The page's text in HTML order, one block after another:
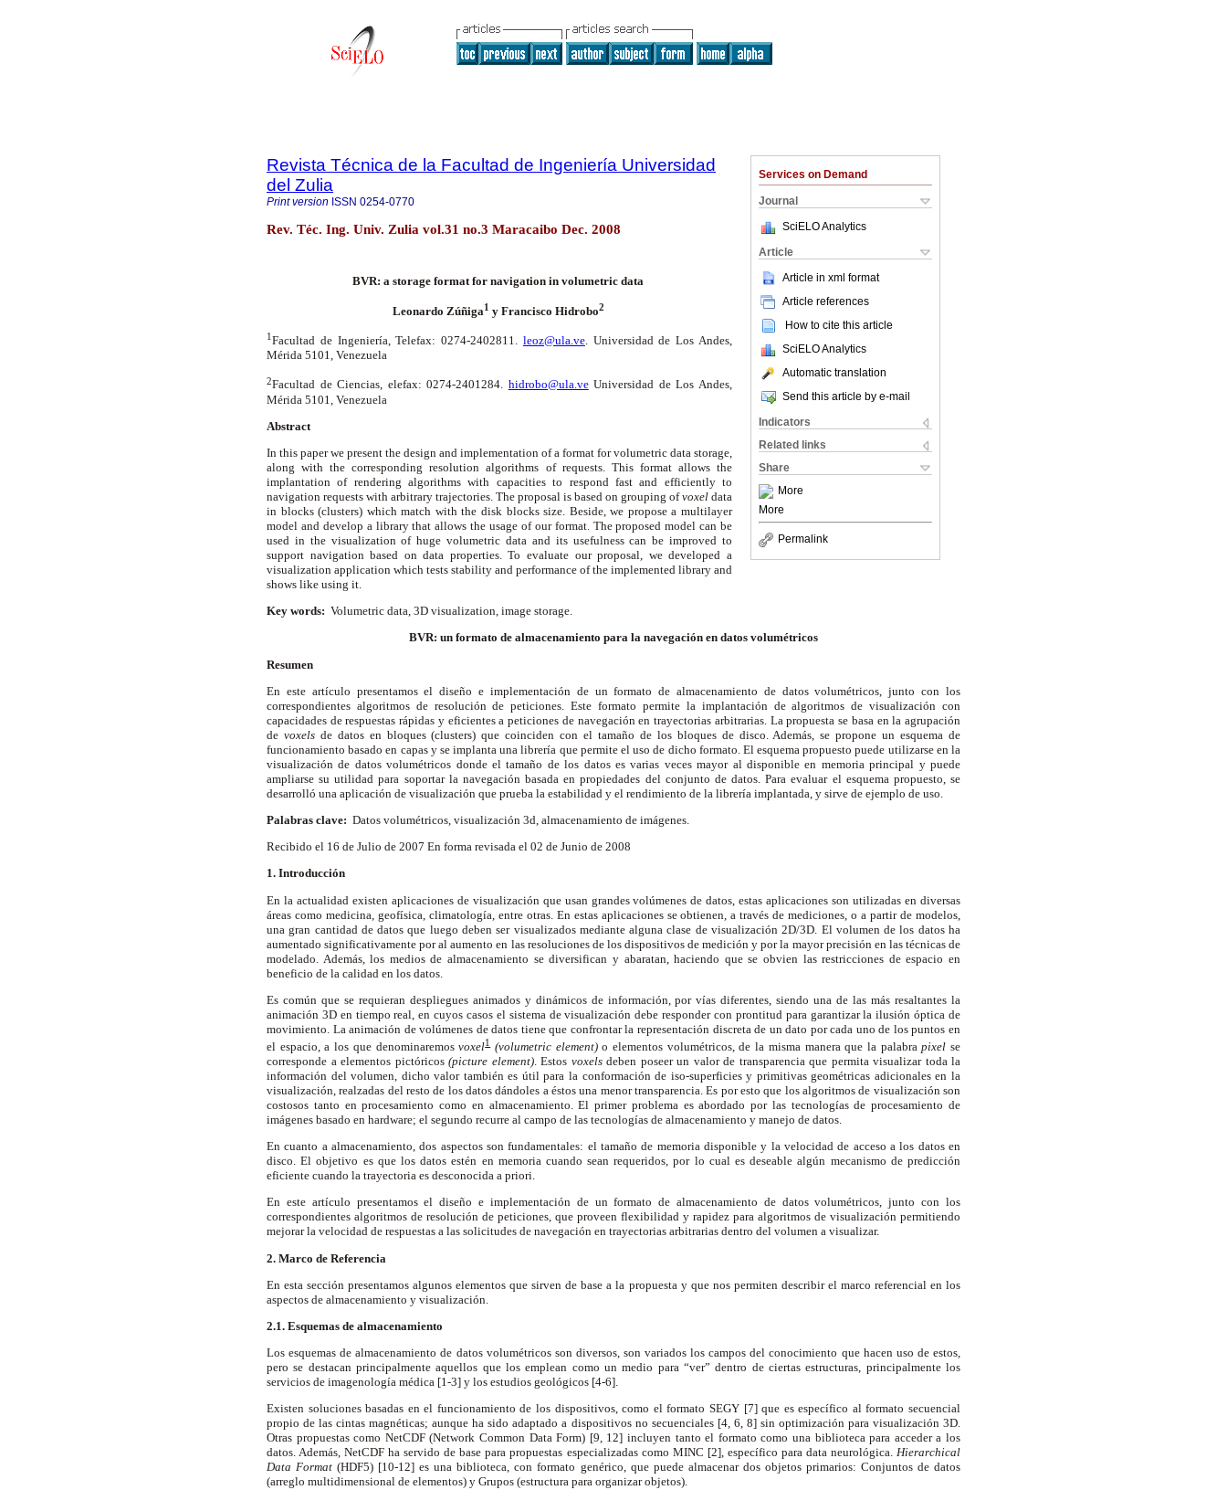
Services on Demand
Journal
SciELO Analytics
Article
Article in xml format
Article references
How to cite this article
SciELO Analytics
Automatic translation
Send this article by e-mail
Indicators
Related links
Share
More
More
Permalink
Revista Técnica de la Facultad de Ingeniería Universidad
del Zulia
Print version ISSN 0254-0770
Rev. Téc. Ing. Univ. Zulia vol.31 no.3 Maracaibo Dec. 2008
BVR: a storage format for navigation in volumetric data
Leonardo Zúñiga1 y Francisco Hidrobo2
1Facultad de Ingeniería, Telefax: 0274-2402811. leoz@ula.ve. Universidad de Los Andes,
Mérida 5101, Venezuela
2Facultad de Ciencias, elefax: 0274-2401284. hidrobo@ula.veUniversidad de Los Andes,
Mérida 5101, Venezuela
Abstract
In this paper we present the design and implementation of a format for volumetric data storage,
along with the corresponding resolution algorithms of requests. This format allows the
implantation of rendering algorithms with capacities to respond fast and efficiently to
navigation requests with arbitrary trajectories. The proposal is based on grouping ofvoxel data
in blocks (clusters) which match with the disk blocks size. Beside, we propose a multilayer
model and develop a library that allows the usage of our format. The proposed model can be
used in the visualization of huge volumetric data and its usefulness can be improved to
support navigation based on data properties. To evaluate our proposal, we developed a
visualization application which tests stability and performance of the implemented library and
shows like using it.
Key words: Volumetric data, 3D visualization, image storage.
BVR: un formato de almacenamiento para la navegación en datos volumétricos
Resumen
En este artículo presentamos el diseño e implementación de un formato de almacenamiento de datos volumétricos, junto con los
correspondientes algoritmos de resolución de peticiones. Este formato permite la implantación de algoritmos de visualización con
capacidades de respuestas rápidas y eficientes a peticiones de navegación en trayectorias arbitrarias. La propuesta se basa en la agrupación
de voxelsde datos en bloques (clusters) que coinciden con el tamaño de los bloques de disco. Además, se propone un esquema de
funcionamiento basado en capas y se implanta una librería que permite el uso de dicho formato. El esquema propuesto puede utilizarse en la
visualización de datos volumétricos donde el tamaño de los datos es varias veces mayor al disponible en memoria principal y puede
ampliarse su utilidad para soportar la navegación basada en propiedades del conjunto de datos. Para evaluar el esquema propuesto, se
desarrolló una aplicación de visualización que prueba la estabilidad y el rendimiento de la librería implantada, y sirve de ejemplo de uso.
Palabras clave: Datos volumétricos, visualización 3d, almacenamiento de imágenes.
Recibido el 16 de Julio de 2007 En forma revisada el 02 de Junio de 2008
1. Introducción
En la actualidad existen aplicaciones de visualización que usan grandes volúmenes de datos, estas aplicaciones son utilizadas en diversas
áreas como medicina, geofísica, climatología, entre otras. En estas aplicaciones se obtienen, a través de mediciones, o a partir de modelos,
una gran cantidad de datos que luego deben ser visualizados mediante alguna clase de visualización 2D/3D. El volumen de los datos ha
aumentado significativamente por al aumento en las resoluciones de los dispositivos de medición y por la mayor precisión en las técnicas de
modelado. Además, los medios de almacenamiento se diversifican y abaratan, haciendo que se obvien las restricciones de espacio en
beneficio de la calidad en los datos.
Es común que se requieran despliegues animados y dinámicos de información, por vías diferentes, siendo una de las más resaltantes la
animación 3D en tiempo real, en cuyos casos el sistema de visualización debe responder con prontitud para garantizar la ilusión óptica de
movimiento. La animación de volúmenes de datos tiene que confrontar la representación discreta de un dato por cada uno de los puntos en
el espacio, a los que denominaremosvoxel1(volumetric element)o elementos volumétricos, de la misma manera que la palabrapixel se
corresponde a elementos pictóricos (picture element). Estos voxelsdeben poseer un valor de transparencia que permita visualizar toda la
información del volumen, dicho valor también es útil para la conformación de iso-superficies y primitivas geométricas adicionales en la
visualización, realzadas del resto de los datos dándoles a éstos una menor transparencia. Es por esto que los algoritmos de visualización son
costosos tanto en procesamiento como en almacenamiento. El primer problema es abordado por las tecnologías de procesamiento de
imágenes basado en hardware; el segundo recurre al campo de las tecnologías de almacenamiento y manejo de datos.
En cuanto a almacenamiento, dos aspectos son fundamentales: el tamaño de memoria disponible y la velocidad de acceso a los datos en
disco. El objetivo es que los datos estén en memoria cuando sean requeridos, por lo cual es deseable algún mecanismo de predicción
eficiente cuando la trayectoria es desconocida a priori.
En este artículo presentamos el diseño e implementación de un formato de almacenamiento de datos volumétricos, junto con los
correspondientes algoritmos de resolución de peticiones, que proveen flexibilidad y rapidez para algoritmos de visualización permitiendo
mejorar la velocidad de respuestas a las solicitudes de navegación en trayectorias arbitrarias dentro del volumen a visualizar.
2. Marco de Referencia
En esta sección presentamos algunos elementos que sirven de base a la propuesta y que nos permiten describir el marco referencial en los
aspectos de almacenamiento y visualización.
2.1. Esquemas de almacenamiento
Los esquemas de almacenamiento de datos volumétricos son diversos, son variados los campos del conocimiento que hacen uso de estos,
pero se destacan principalmente aquellos que los emplean como un medio para “ver” dentro de ciertas estructuras, principalmente los
servicios de imagenología médica [1-3] y los estudios geológicos [4-6].
Existen soluciones basadas en el funcionamiento de los dispositivos, como el formato SEGY [7] que es específico al formato secuencial
propio de las cintas magnéticas; aunque ha sido adaptado a dispositivos no secuenciales [4, 6, 8] sin optimización para visualización 3D.
Otras propuestas como NetCDF (Network Common Data Form) [9, 12] incluyen tanto el formato como una biblioteca para acceder a los
datos. Además, NetCDF ha servido de base para propuestas especializadas como MINC [2], específico para data neurológica. Hierarchical
Data Format (HDF5) [10-12] es una biblioteca, con formato genérico, que puede almacenar dos objetos primarios: Conjuntos de datos
(arreglo multidimensional de elementos) y Grupos (estructura para organizar objetos).